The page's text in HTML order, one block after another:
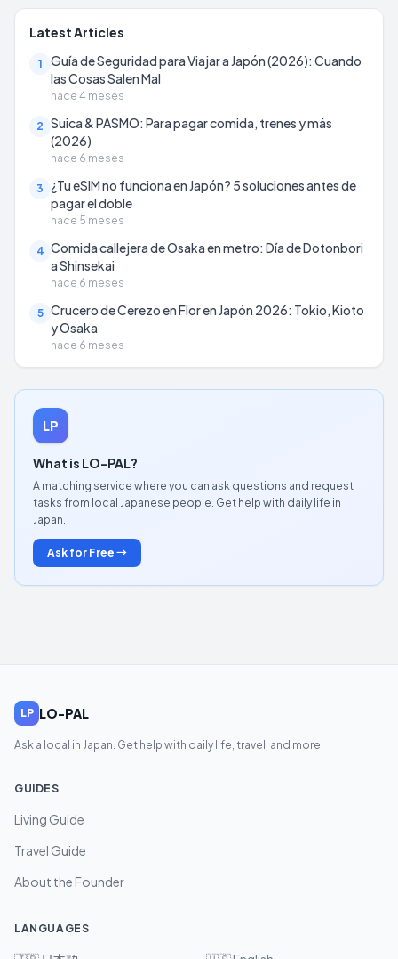
Latest Articles
1
Guía de Seguridad para Viajar a Japón (2026): Cuando
las Cosas Salen Mal
hace 4 meses
2 Suica & PASMO: Para pagar comida, trenes y más
(2026)
hace 6 meses
3
¿Tu eSIM no funciona en Japón? 5 soluciones antes de
pagar el doble
hace 5 meses
4 Comida callejera de Osaka en metro: Día de Dotonbori
a Shinsekai
hace 6 meses
5 Crucero de Cerezo en Flor en Japón 2026: Tokio, Kioto
y Osaka
hace 6 meses
LP
What is LO-PAL?
A matching service where you can ask questions and request
tasks from local Japanese people. Get help with daily life in
Japan.
Ask for Free →
LP LO-PAL
Ask a local in Japan. Get help with daily life, travel, and more.
GUIDES
Living Guide
Travel Guide
About the Founder
LANGUAGES